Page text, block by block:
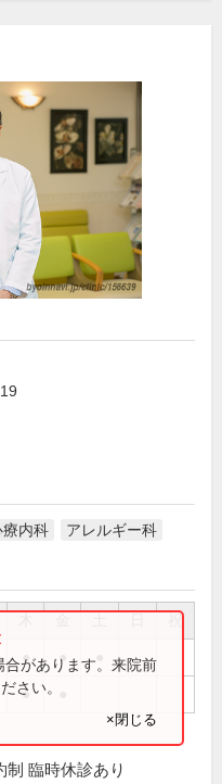
療内科 アレルギー科
祝
● ●
●
があります。来院前
さい。
×閉じる
制 臨時休診あり